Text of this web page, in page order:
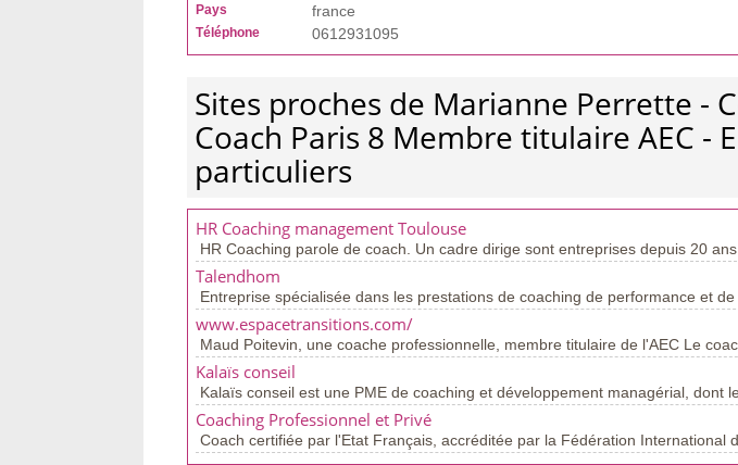
Pays france
Téléphone 0612931095
Sites proches de Marianne Perrette -
Coach Paris 8 Membre titulaire AEC -
particuliers
HR Coaching management Toulouse
HR Coaching parole de coach. Un cadre dirige sont entreprises depuis 20 ans
Talendhom
Entreprise spécialisée dans les prestations de coaching de performance et de
www.espacetransitions.com/
Maud Poitevin, une coache professionnelle, membre titulaire de l'AEC Le
Kalaïs conseil
Kalaïs conseil est une PME de coaching et développement managérial, dont le
Coaching Professionnel et Privé
Coach certifiée par l'Etat Français, accréditée par la Fédération International